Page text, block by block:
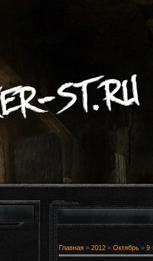
Главная » 2012 » Октябрь » 9